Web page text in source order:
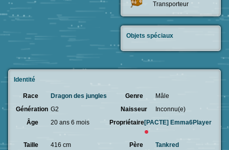
Identité
Race Dragon des jungles Genre
Mâle
Génération G2 Naisseur
Inconnu(e)
Âge
20 ans 6 mois Propriétaire[PACTE] Emma6Player
Taille 416 cm Père
Tankred
Transporteur
Objets spéciaux